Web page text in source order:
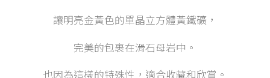
讓明亮金黃色的單晶立方體黃鐵礦，
完美的包裹在滑石母岩中。
也因為這樣的特殊性，適合收藏和欣賞。